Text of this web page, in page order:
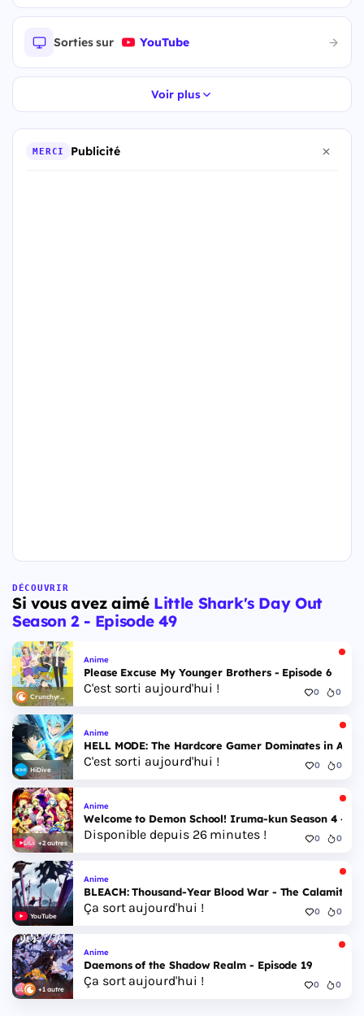
Sorties sur YouTube
Voir plus
MERCI Publicité
DÉCOUVRIR
Si vous avez aimé Little Shark's Day Out
Season 2 - Episode 49
Crunchyroll
Anime
Please Excuse My Younger Brothers - Episode 6
C'est sorti aujourd'hui ! 0 0
HiDive
Anime
HELL MODE: The Hardcore Gamer Dominates in
C'est sorti aujourd'hui ! 0 0
+2 autres
Anime
Welcome to Demon School! Iruma-kun Season 4 -
Disponible depuis 26 minutes ! 0 0
YouTube
Anime
BLEACH: Thousand-Year Blood War - The Calamity -
Ça sort aujourd'hui ! 0 0
+1 autre
Anime
Daemons of the Shadow Realm - Episode 19
Ça sort aujourd'hui ! 0 0